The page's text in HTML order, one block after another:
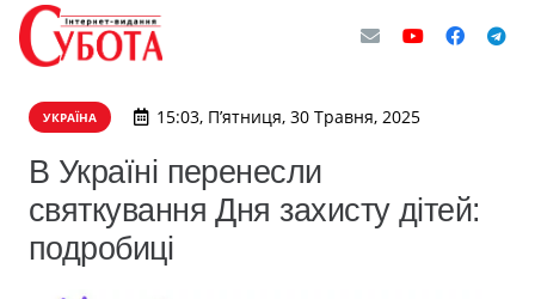
УКРАЇНА 15:03, П’ятниця, 30 Травня, 2025
В Україні перенесли
святкування Дня захисту дітей:
подробиці